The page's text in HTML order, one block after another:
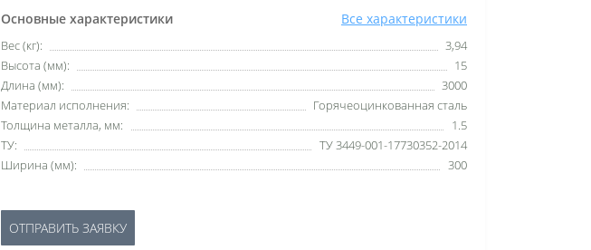
Основные характеристики Все характеристики
Вес (кг):
3,94
Высота (мм):
15
Длина (мм):
3000
Материал исполнения:
Горячеоцинкованная сталь
Толщина металла, мм:
1.5
ТУ:
ТУ 3449-001-17730352-2014
Ширина (мм):
300
ОТПРАВИТЬ ЗАЯВКУ